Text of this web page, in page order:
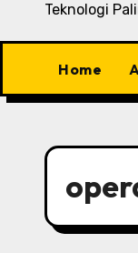
Teknologi
Home